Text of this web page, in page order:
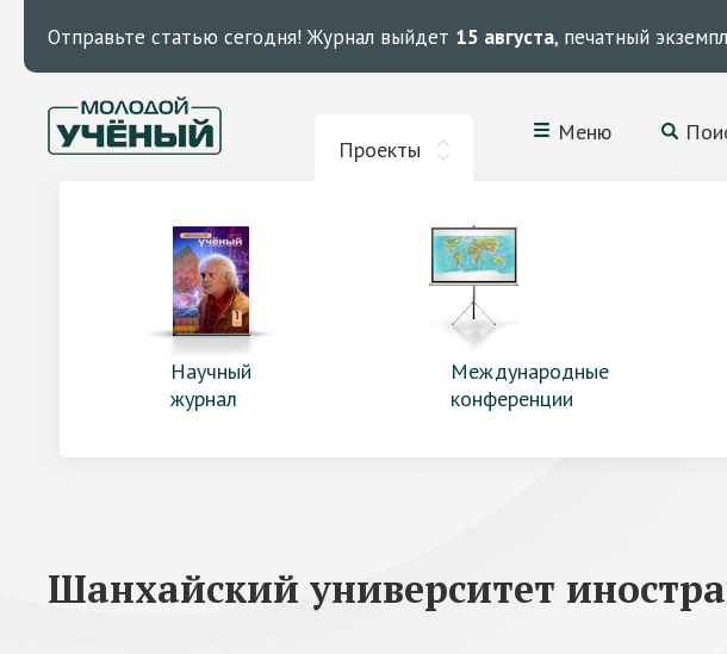
Отправьте статью сегодня! Журнал выйдет 15 августа, печатный
Проекты
Меню
Научный
журнал
Международные
конференции
Шанхайский университет